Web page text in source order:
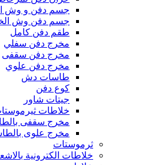
جسم دفن و وش
جسم دفن وش
طقم دفن كامل
مخرج دفن سفلي
مخرج دفن سقفى
مخرج دفن علوي
طاسات دش
كوع دفن
جيتات شاور
خلاطات
مخرج سقفى
مخرج علوى
ثرموستات
خلاطات الكترونية